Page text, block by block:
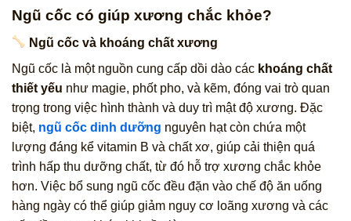
Ngũ cốc có giúp xương chắc khỏe?
Ngũ cốc và khoáng chất xương
Ngũ cốc là một nguồn cung cấp dồi dào các khoáng chất
thiết yếu như magie, phốt pho, và kẽm, đóng vai trò quan
trọng trong việc hình thành và duy trì mật độ xương. Đặc
biệt, ngũ cốc dinh dưỡng nguyên hạt còn chứa một
lượng đáng kể vitamin B và chất xơ, giúp cải thiện quá
trình hấp thu dưỡng chất, từ đó hỗ trợ xương chắc khỏe
hơn. Việc bổ sung ngũ cốc đều đặn vào chế độ ăn uống
hàng ngày có thể giúp giảm nguy cơ loãng xương và các